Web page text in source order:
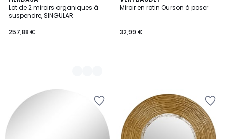
Lot de 2 miroirs organiques à
suspendre, SINGULAR
257,88 €
Couleurs
Miroir en rotin Ourson à poser
32,99 €